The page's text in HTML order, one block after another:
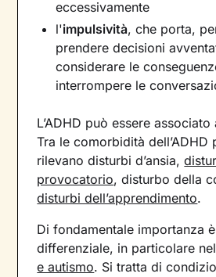
eccessivamente
l'impulsività, che porta,
prendere decisioni
considerare le
interrompere le
L’ADHD può essere
Tra le comorbidità dell’ADHD
rilevano disturbi d’ansia,
provocatorio, disturbo della
disturbi dell’apprendimento.
Di fondamentale importanza
differenziale, in particolare
e autismo. Si tratta di